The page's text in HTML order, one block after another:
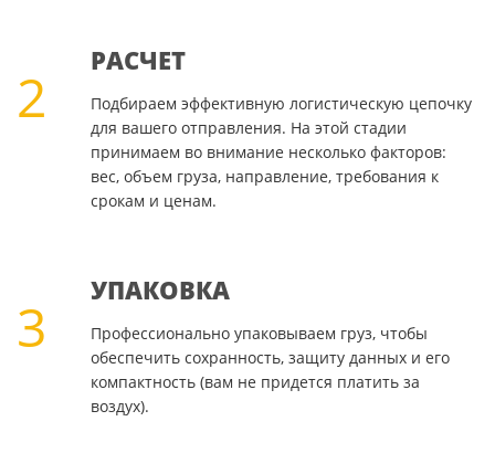
2
РАСЧЕТ
Подбираем эффективную логистическую цепочку
для вашего отправления. На этой стадии
принимаем во внимание несколько факторов:
вес, объем груза, направление, требования к
срокам и ценам.
3
УПАКОВКА
Профессионально упаковываем груз, чтобы
обеспечить сохранность, защиту данных и его
компактность (вам не придется платить за
воздух).